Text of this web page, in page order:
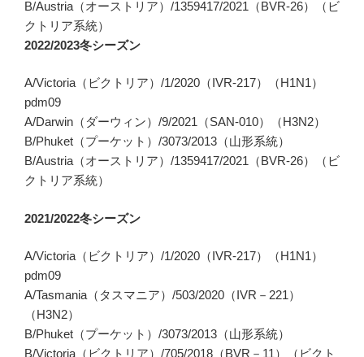
B/Austria（オーストリア）/1359417/2021（BVR-26）（ビ
クトリア系統）
2022/2023冬シーズン
A/Victoria（ビクトリア）/1/2020（IVR-217）（H1N1）
pdm09
A/Darwin（ダーウィン）/9/2021（SAN-010）（H3N2）
B/Phuket（プーケット）/3073/2013（山形系統）
B/Austria（オーストリア）/1359417/2021（BVR-26）（ビ
クトリア系統）
2021/2022冬シーズン
A/Victoria（ビクトリア）/1/2020（IVR-217）（H1N1）
pdm09
A/Tasmania（タスマニア）/503/2020（IVR－221）
（H3N2）
B/Phuket（プーケット）/3073/2013（山形系統）
B/Victoria（ビクトリア）/705/2018（BVR－11）（ビクト